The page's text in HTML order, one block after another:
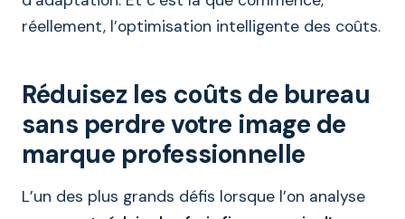
réellement, l’optimisation intelligente des coûts.
Réduisez les coûts de bureau
sans perdre votre image de
marque professionnelle
L’un des plus grands défis lorsque l’on analyse